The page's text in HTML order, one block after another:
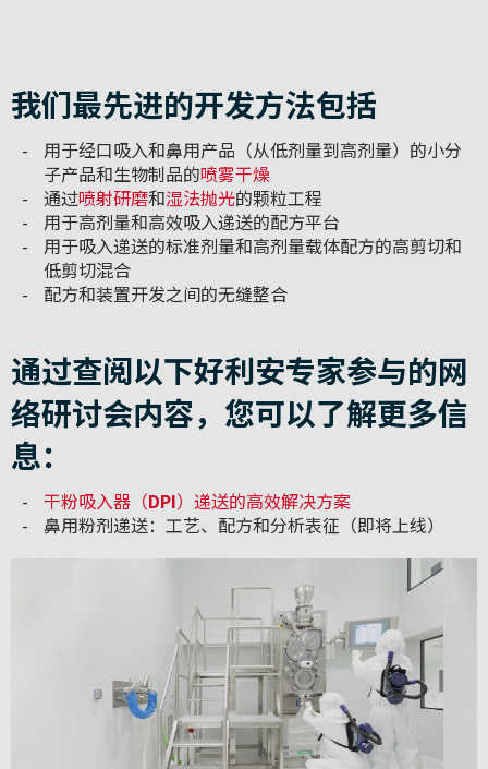
我们最先进的开发方法包括
用于经口吸入和鼻用产品（从低剂量到高剂量）的小分
子产品和生物制品的喷雾干燥
通过喷射研磨和湿法抛光的颗粒工程
用于高剂量和高效吸入递送的配方平台
用于吸入递送的标准剂量和高剂量载体配方的高剪切和
低剪切混合
配方和装置开发之间的无缝整合
通过查阅以下好利安专家参与的网
络研讨会内容，您可以了解更多信
息：
干粉吸入器（DPI）递送的高效解决方案
鼻用粉剂递送：工艺、配方和分析表征（即将上线）